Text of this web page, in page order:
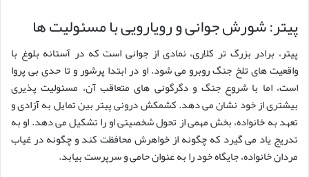
پیتر: شورش جوانی و رویارویی با مسئولیت ها
پیتر، برادر بزرگ تر کلاری، نمادی از جوانی است که در آستانه بلوغ با
واقعیت های تلخ جنگ روبرو می شود. او در ابتدا پرشور و تا حدی بی پروا
است، اما با شروع جنگ و دگرگونی های متعاقب آن، مسئولیت پذیری
بیشتری از خود نشان می دهد. کشمکش درونی پیتر بین تمایل به آزادی و
تعهد به خانواده، بخش مهمی از تحول شخصیتی او را تشکیل می دهد. او به
تدریج یاد می گیرد که چگونه از خواهرش محافظت کند و چگونه در غیاب
مردان خانواده، جایگاه خود را به عنوان حامی و سرپرست بیابد.